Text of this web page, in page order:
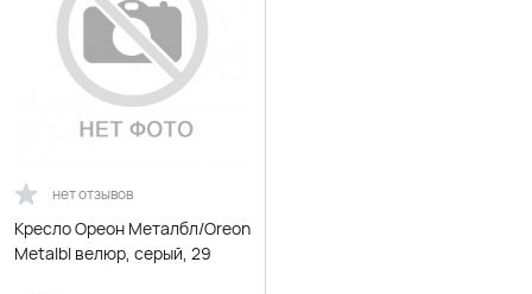
нет отзывов
Кресло Ореон Металбл/Oreon
Metalbl велюр, серый, 29